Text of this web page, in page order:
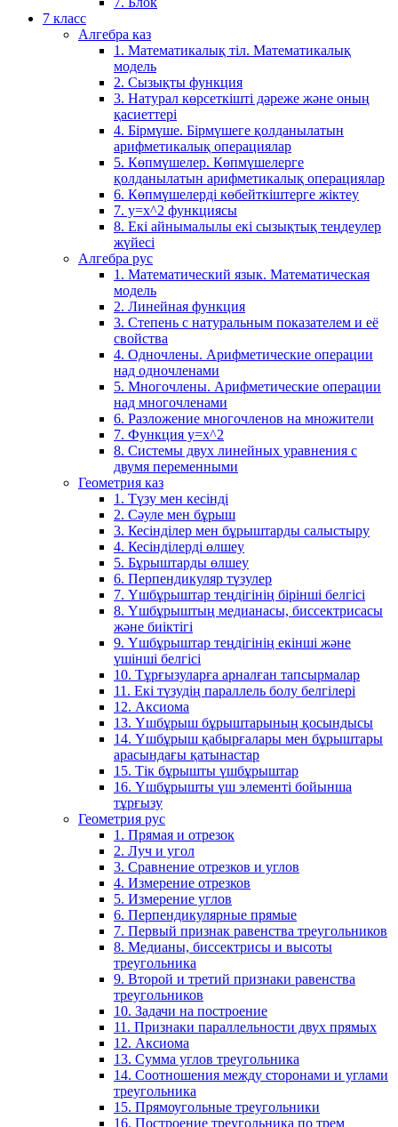
7 класс
Алгебра каз
1. Математикалық тіл. Математикалық
модель
2. Сызықты функция
3. Натурал көрсеткішті дәреже және оның
қасиеттері
4. Бірмүше. Бірмүшеге қолданылатын
арифметикалық операциялар
5. Көпмүшелер. Көпмүшелерге
қолданылатын арифметикалық операциялар
6. Көпмүшелерді көбейткіштерге жіктеу
7. у=х^2 функциясы
8. Екі айнымалылы екі сызықтық теңдеулер
жүйесі
Алгебра рус
1. Математический язык. Математическая
модель
2. Линейная функция
3. Степень с натуральным показателем и её
свойства
4. Одночлены. Арифметические операции
над одночленами
5. Многочлены. Арифметические операции
над многочленами
6. Разложение многочленов на множители
7. Функция y=x^2
8. Системы двух линейных уравнения с
двумя переменными
Геометрия каз
1. Түзу мен кесінді
2. Сәуле мен бұрыш
3. Кесінділер мен бұрыштарды салыстыру
4. Кесінділерді өлшеу
5. Бұрыштарды өлшеу
6. Перпендикуляр түзулер
7. Үшбұрыштар теңдігінің бірінші белгісі
8. Үшбұрыштың медианасы, биссектрисасы
және биіктігі
9. Үшбұрыштар теңдігінің екінші және
үшінші белгісі
10. Тұрғызуларға арналған тапсырмалар
11. Екі түзудің параллель болу белгілері
12. Аксиома
13. Үшбұрыш бұрыштарының қосындысы
14. Үшбұрыш қабырғалары мен бұрыштары
арасындағы қатынастар
15. Тік бұрышты үшбұрыштар
16. Үшбұрышты үш элементі бойынша
тұрғызу
Геометрия рус
1. Прямая и отрезок
2. Луч и угол
3. Сравнение отрезков и углов
4. Измерение отрезков
5. Измерение углов
6. Перпендикулярные прямые
7. Первый признак равенства треугольников
8. Медианы, биссектрисы и высоты
треугольника
9. Второй и третий признаки равенства
треугольников
10. Задачи на построение
11. Признаки параллельности двух прямых
12. Аксиома
13. Сумма углов треугольника
14. Соотношения между сторонами и углами
треугольника
15. Прямоугольные треугольники
16. Построение треугольника по трем